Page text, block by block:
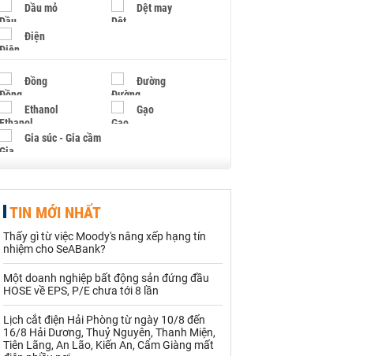
Dầu mỏ Dệt may
Điện
Đồng Đường
Ethanol Gạo
Gia súc - Gia cầm
Hạt điều
Khí đốt
Kim loại khác Mắc ca
Muối Ngũ cốc
Nhựa - Hạt nhựa
TIN MỚI NHẤT
Thấy gì từ việc Moody's nâng xếp hạng tín
nhiệm cho SeABank?
Một doanh nghiệp bất động sản đứng đầu
HOSE về EPS, P/E chưa tới 8 lần
Lịch cắt điện Hải Phòng từ ngày 10/8 đến
16/8 Hải Dương, Thuỷ Nguyên, Thanh Miện,
Tiên Lãng, An Lão, Kiến An, Cẩm Giàng mất